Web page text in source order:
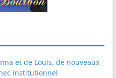
et de Louis, de nouveaux
institutionnel